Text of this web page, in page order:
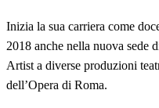
Inizia la sua carriera come
2018 anche nella nuova sede
Artist a diverse produzioni
dell’Opera di Roma.